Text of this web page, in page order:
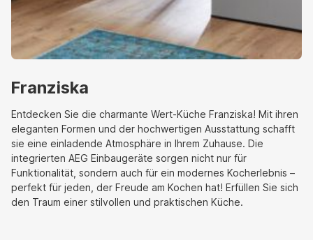
Franziska
Entdecken Sie die charmante Wert-Küche Franziska! Mit ihren
eleganten Formen und der hochwertigen Ausstattung schafft
sie eine einladende Atmosphäre in Ihrem Zuhause. Die
integrierten AEG Einbaugeräte sorgen nicht nur für
Funktionalität, sondern auch für ein modernes Kocherlebnis –
perfekt für jeden, der Freude am Kochen hat! Erfüllen Sie sich
den Traum einer stilvollen und praktischen Küche.